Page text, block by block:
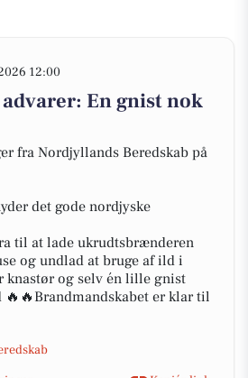
12:00
En gnist nok
fra Nordjyllands Beredskab på
det gode nordjyske
til at lade ukrudtsbrænderen
og undlad at bruge af ild i
knastør og selv én lille gnist
🔥🔥Brandmandskabet er klar til